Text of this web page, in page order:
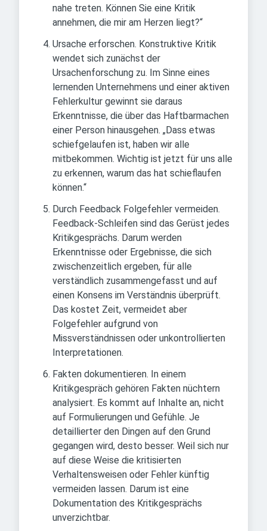
nahe treten. Können Sie eine Kritik
annehmen, die mir am Herzen liegt?“
Ursache erforschen. Konstruktive Kritik
wendet sich zunächst der
Ursachenforschung zu. Im Sinne eines
lernenden Unternehmens und einer aktiven
Fehlerkultur gewinnt sie daraus
Erkenntnisse, die über das Haftbarmachen
einer Person hinausgehen. „Dass etwas
schiefgelaufen ist, haben wir alle
mitbekommen. Wichtig ist jetzt für uns alle
zu erkennen, warum das hat schieflaufen
können.“
Durch Feedback Folgefehler vermeiden.
Feedback-Schleifen sind das Gerüst jedes
Kritikgesprächs. Darum werden
Erkenntnisse oder Ergebnisse, die sich
zwischenzeitlich ergeben, für alle
verständlich zusammengefasst und auf
einen Konsens im Verständnis überprüft.
Das kostet Zeit, vermeidet aber
Folgefehler aufgrund von
Missverständnissen oder unkontrollierten
Interpretationen.
Fakten dokumentieren. In einem
Kritikgespräch gehören Fakten nüchtern
analysiert. Es kommt auf Inhalte an, nicht
auf Formulierungen und Gefühle. Je
detaillierter den Dingen auf den Grund
gegangen wird, desto besser. Weil sich nur
auf diese Weise die kritisierten
Verhaltensweisen oder Fehler künftig
vermeiden lassen. Darum ist eine
Dokumentation des Kritikgesprächs
unverzichtbar.